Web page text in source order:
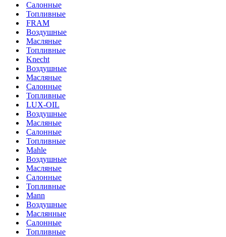
Салонные
Топливные
FRAM
Воздушные
Масляные
Топливные
Knecht
Воздушные
Масляные
Салонные
Топливные
LUX-OIL
Воздушные
Масляные
Салонные
Топливные
Mahle
Воздушные
Масляные
Салонные
Топливные
Mann
Воздушные
Маслянные
Салонные
Топливные